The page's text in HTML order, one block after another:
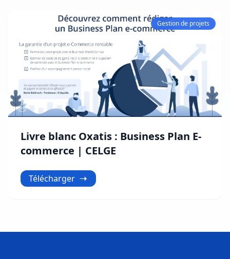
Gestion de projets
Livre blanc Oxatis : Business Plan E-
commerce | CELGE
Télécharger